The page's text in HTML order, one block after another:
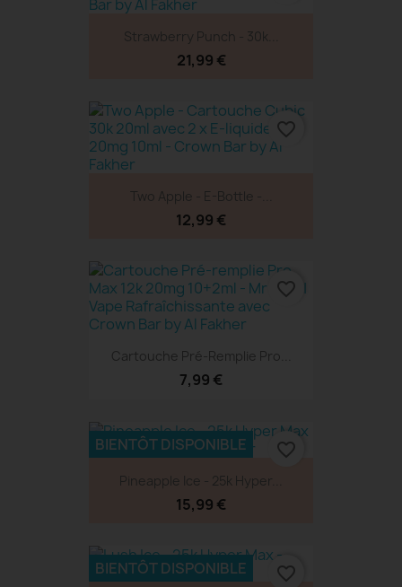
Strawberry Punch - 30k...
21,99 €
Two Apple - E-Bottle -...
12,99 €
favorite_border
Cartouche Pré-Remplie Pro...
7,99 €
favorite_border
Pineapple Ice - 25k Hyper...
15,99 €
BIENTÔT DISPONIBLE favorite_border
BIENTÔT DISPONIBLE favorite_border